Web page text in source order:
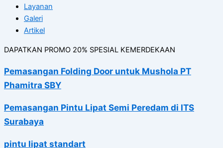
Layanan
Galeri
Artikel
DAPATKAN PROMO 20% SPESIAL KEMERDEKAAN
Pemasangan Folding Door untuk Mushola PT
Phamitra SBY
Pemasangan Pintu Lipat Semi Peredam di ITS
Surabaya
pintu lipat standart